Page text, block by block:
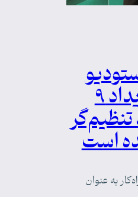
راه‌کار چهارمین رویداد ۹
تنظیم‌گر
است
راه‌کار به عنوان